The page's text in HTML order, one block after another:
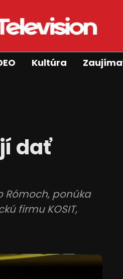
Kultúra
dať
Rómoch, ponúka
firmu KOSIT,